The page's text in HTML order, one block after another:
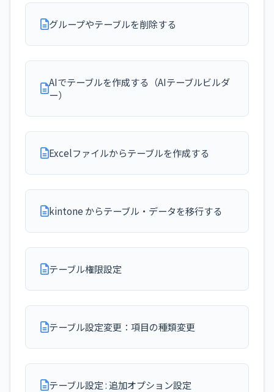
グループやテーブルを削除する
AIでテーブルを作成する（AIテーブルビルダ
ー）
Excelファイルからテーブルを作成する
kintone からテーブル・データを移行する
テーブル権限設定
テーブル設定変更：項目の種類変更
テーブル設定 : 追加オプション設定